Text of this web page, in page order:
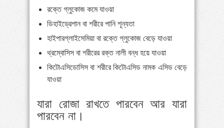
রক্তে গ্লুকোজ কমে যাওয়া
ডিহাইড্রেশান বা শরীরে পানি শূন্যতা
হাইপারগ্লাইসেমিয়া বা রক্তে গ্লুকোজ বেড়ে যাওয়া
থ্রম্বোসিস বা শরীরের রক্ত নালী বন্ধ হয়ে যাওয়া
কিটোএসিডোসিস বা শরীরে কিটোএসিড নামক এসিড বেড়ে
যাওয়া
যারা রোজা রাখতে পারবেন আর যারা
পারবেন না।